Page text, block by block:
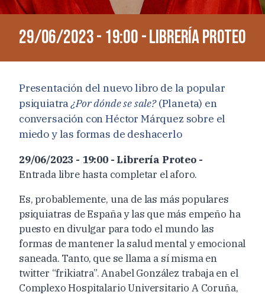
29/06/2023 - 19:00 - Librería Proteo
Presentación del nuevo libro de la popular
psiquiatra¿Por dónde se sale?(Planeta) en
conversación con Héctor Márquez sobre el
miedo y las formas de deshacerlo
29/06/2023 - 19:00 - Librería Proteo -
Entrada libre hasta completar el aforo.
Es, probablemente, una de las más populares
psiquiatras de España y las que más empeño ha
puesto en divulgar para todo el mundo las
formas de mantener la salud mental y emocional
saneada. Tanto, que se llama a sí misma en
twitter “frikiatra”. Anabel González trabaja en el
Complexo Hospitalario Universitario A Coruña,